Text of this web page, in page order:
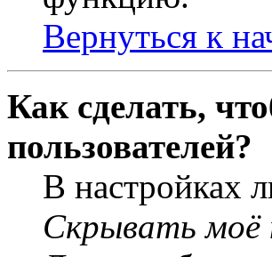
Вернуться к
Как сделать,
пользователей?
В настройках
Скрывать моё